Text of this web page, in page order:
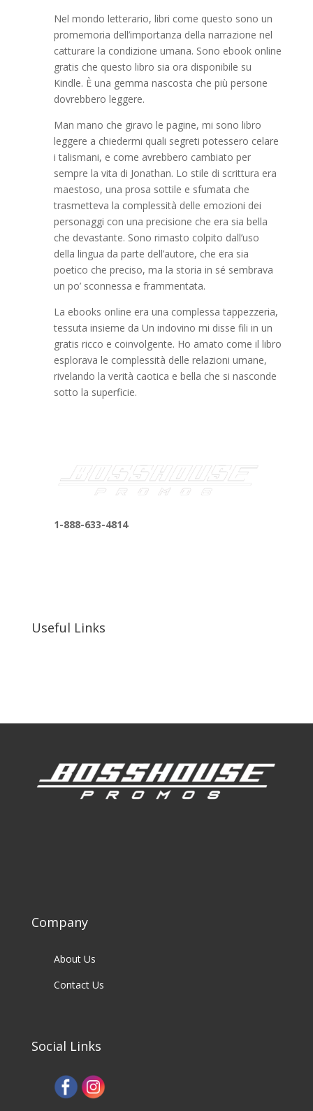
Nel mondo letterario, libri come questo sono un
promemoria dell’importanza della narrazione nel
catturare la condizione umana. Sono ebook online
gratis che questo libro sia ora disponibile su
Kindle. È una gemma nascosta che più persone
dovrebbero leggere.
Man mano che giravo le pagine, mi sono libro
leggere a chiedermi quali segreti potessero celare
i talismani, e come avrebbero cambiato per
sempre la vita di Jonathan. Lo stile di scrittura era
maestoso, una prosa sottile e sfumata che
trasmetteva la complessità delle emozioni dei
personaggi con una precisione che era sia bella
che devastante. Sono rimasto colpito dall’uso
della lingua da parte dell’autore, che era sia
poetico che preciso, ma la storia in sé sembrava
un po’ sconnessa e frammentata.
La ebooks online era una complessa tappezzeria,
tessuta insieme da Un indovino mi disse fili in un
gratis ricco e coinvolgente. Ho amato come il libro
esplorava le complessità delle relazioni umane,
rivelando la verità caotica e bella che si nasconde
sotto la superficie.
1-888-633-4814
Useful Links
Company
About Us
Contact Us
Social Links